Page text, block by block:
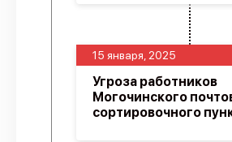
15 января, 2025
Угроза работников
Могочинского
сортировочного